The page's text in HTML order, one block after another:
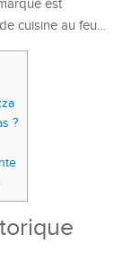
est
cuisine au feu…
?